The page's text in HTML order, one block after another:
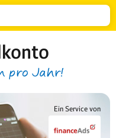
pro Jahr!
Ein Service von